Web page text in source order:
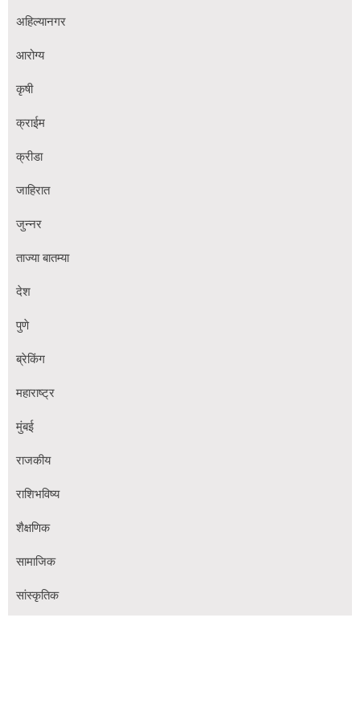
अहिल्यानगर
आरोग्य
कृषी
क्राईम
क्रीडा
जाहिरात
जुन्नर
ताज्या बातम्या
देश
पुणे
ब्रेकिंग
महाराष्ट्र
मुंबई
राजकीय
राशिभविष्य
शैक्षणिक
सामाजिक
सांस्कृतिक